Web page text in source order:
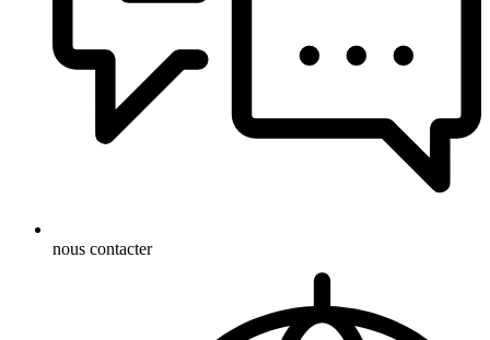
nous contacter